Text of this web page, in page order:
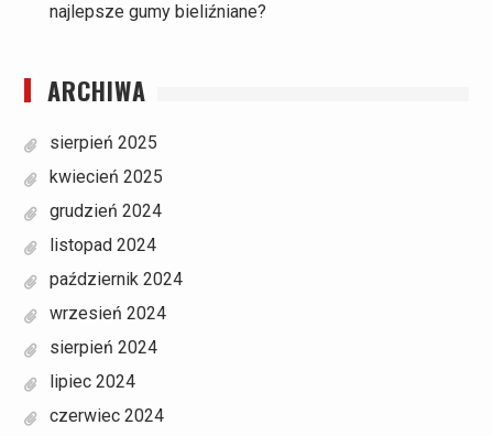
najlepsze gumy bieliźniane?
ARCHIWA
sierpień 2025
kwiecień 2025
grudzień 2024
listopad 2024
październik 2024
wrzesień 2024
sierpień 2024
lipiec 2024
czerwiec 2024